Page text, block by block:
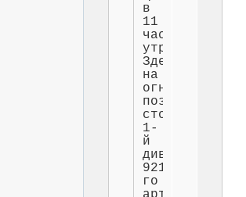
в
11
часов
утра.
Здесь
на
огневой
позиции
стоял
1-
й
дивизион
921-
го